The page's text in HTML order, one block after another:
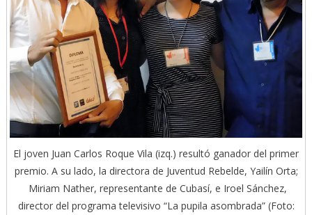
El joven Juan Carlos Roque Vila (izq.) resultó ganador del primer
premio. A su lado, la directora de Juventud Rebelde, Yailín Orta;
Miriam Nather, representante de Cubasí, e Iroel Sánchez,
director del programa televisivo “La pupila asombrada” (Foto: